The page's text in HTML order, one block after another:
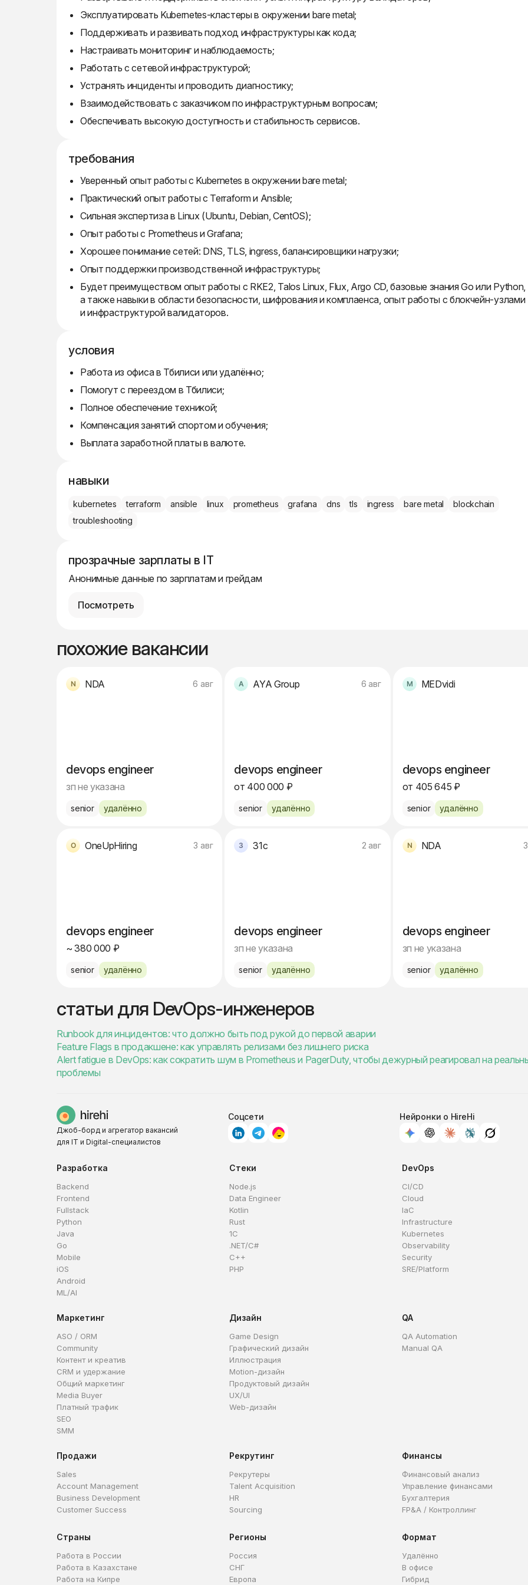
Эксплуатировать Kubernetes-кластеры в окружении bare metal;
Поддерживать и развивать подход инфраструктуры как кода;
Настраивать мониторинг и наблюдаемость;
Работать с сетевой инфраструктурой;
Устранять инциденты и проводить диагностику;
Взаимодействовать с заказчиком по инфраструктурным вопросам;
Обеспечивать высокую доступность и стабильность сервисов.
требования
Уверенный опыт работы с Kubernetes в окружении bare metal;
Практический опыт работы с Terraform и Ansible;
Сильная экспертиза в Linux (Ubuntu, Debian, CentOS);
Опыт работы с Prometheus и Grafana;
Хорошее понимание сетей: DNS, TLS, ingress, балансировщики нагрузки;
Опыт поддержки производственной инфраструктуры;
Будет преимуществом опыт работы с RKE2, Talos Linux, Flux, Argo CD, базовые знания Go или Python,
а также навыки в области безопасности, шифрования и комплаенса, опыт работы с блокчейн-узлами
и инфраструктурой валидаторов.
условия
Работа из офиса в Тбилиси или удалённо;
Помогут с переездом в Тбилиси;
Полное обеспечение техникой;
Компенсация занятий спортом и обучения;
Выплата заработной платы в валюте.
навыки
kubernetes terraform ansible linux prometheus grafana dns tls ingress bare metal
blockchain
troubleshooting
прозрачные зарплаты в IT
Анонимные данные по зарплатам и грейдам
Посмотреть
похожие вакансии
NDA 6 авг
devops engineer
зп не указана
senior удалённо
AYA Group 6 авг
devops engineer
от 400 000 ₽
senior удалённо
MEDvidi
devops engineer
от 405 645 ₽
senior удалённо
OneUpHiring 3 авг
devops engineer
~ 380 000 ₽
senior удалённо
31c 2 авг
devops engineer
зп не указана
senior удалённо
NDA
devops engineer
зп не указана
senior удалённо
статьи для DevOps-инженеров
Runbook для инцидентов: что должно быть под рукой до первой аварии
Feature Flags в продакшене: как управлять релизами без лишнего риска
Alert fatigue в DevOps: как сократить шум в Prometheus и PagerDuty, чтобы дежурный реагировал на
проблемы
Джоб-борд и агрегатор вакансий
для IT и Digital-специалистов
Соцсети Нейронки о HireHi
Разработка
Backend
Frontend
Fullstack
Python
Java
Go
Mobile
iOS
Android
ML/AI
Стеки
Node.js
Data Engineer
Kotlin
Rust
1C
.NET/C#
C++
PHP
DevOps
CI/CD
Cloud
IaC
Infrastructure
Kubernetes
Observability
Security
SRE/Platform
Маркетинг
ASO / ORM
Community
Контент и креатив
CRM и удержание
Общий маркетинг
Media Buyer
Платный трафик
SEO
SMM
Дизайн
Game Design
Графический дизайн
Иллюстрация
Motion-дизайн
Продуктовый дизайн
UX/UI
Web-дизайн
QA
QA Automation
Manual QA
Продажи
Sales
Account Management
Business Development
Customer Success
Рекрутинг
Рекрутеры
Talent Acquisition
HR
Sourcing
Финансы
Финансовый анализ
Управление финансами
Бухгалтерия
FP&A / Контроллинг
Страны
Работа в России
Работа в Казахстане
Работа на Кипре
Регионы
Россия
СНГ
Европа
Формат
Удалённо
В офисе
Гибрид